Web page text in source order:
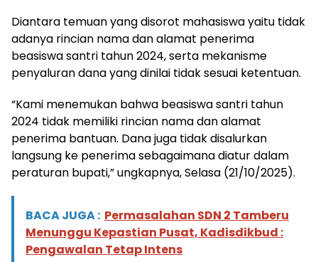
Diantara temuan yang disorot mahasiswa yaitu tidak
adanya rincian nama dan alamat penerima
beasiswa santri tahun 2024, serta mekanisme
penyaluran dana yang dinilai tidak sesuai ketentuan.
“Kami menemukan bahwa beasiswa santri tahun
2024 tidak memiliki rincian nama dan alamat
penerima bantuan. Dana juga tidak disalurkan
langsung ke penerima sebagaimana diatur dalam
peraturan bupati,” ungkapnya, Selasa (21/10/2025).
BACA JUGA : Permasalahan SDN 2 Tamberu
Menunggu Kepastian Pusat, Kadisdikbud :
Pengawalan Tetap Intens